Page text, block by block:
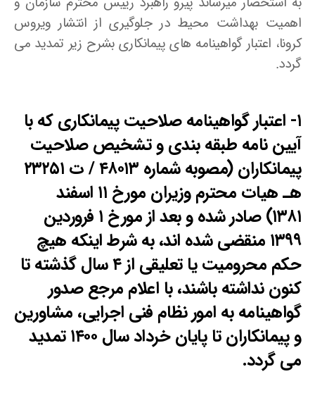
اهمیت بهداشت محیط در جلوگیری از انتشار ویروس
کرونا، اعتبار گواهینامه های پیمانکاری بشرح زیر تمدید می
گردد.
۱- اعتبار گواهینامه صلاحیت پیمانکاری که با
آیین نامه طبقه بندی و تشخیص صلاحیت
پیمانکاران (مصوبه شماره ۴۸۰۱۳ / ت ۲۳۲۵۱
هـ هیات محترم وزیران مورخ ۱۱ اسفند
۱۳۸۱) صادر شده و بعد از مورخ ۱ فروردین
۱۳۹۹ منقضی شده اند، به شرط اینکه هیچ
حکم محرومیت یا تعلیقی از ۴ سال گذشته تا
کنون نداشته باشند، با اعلام مرجع صدور
گواهینامه به امور نظام فنی اجرایی، مشاورین
و پیمانکاران تا پایان خرداد سال ۱۴۰۰ تمدید
می گردد.